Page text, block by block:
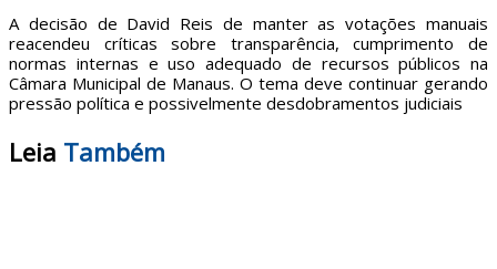
A decisão de David Reis de manter as votações manuais
reacendeu críticas sobre transparência, cumprimento de
normas internas e uso adequado de recursos públicos na
Câmara Municipal de Manaus. O tema deve continuar gerando
pressão política e possivelmente desdobramentos judiciais
Leia Também